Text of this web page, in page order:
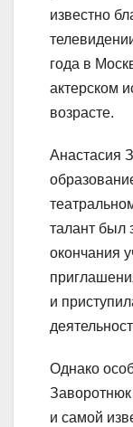
известно
года в
актерском
возрасте.
Анастасия
талант был
окончания
и
Однако
и самой